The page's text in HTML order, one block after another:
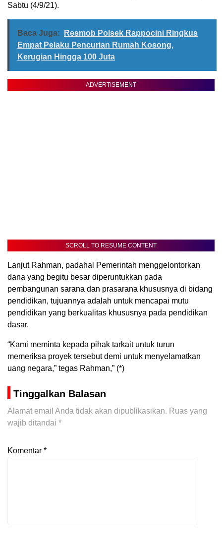
Sabtu (4/9/21).
Baca Juga:
Resmob Polsek Rappocini Ringkus
Empat Pelaku Pencurian Rumah Kosong,
Kerugian Hingga 100 Juta
ADVERTISEMENT
SCROLL TO RESUME CONTENT
Lanjut Rahman, padahal Pemerintah menggelontorkan
dana yang begitu besar diperuntukkan pada
pembangunan sarana dan prasarana khususnya di bidang
pendidikan, tujuannya adalah untuk mencapai mutu
pendidikan yang berkualitas khususnya pada pendidikan
dasar.
“Kami meminta kepada pihak tarkait untuk turun
memeriksa proyek tersebut demi untuk menyelamatkan
uang negara,” tegas Rahman,” (*)
Tinggalkan Balasan
Alamat email Anda tidak akan dipublikasikan. Ruas yang
wajib ditandai *
Komentar *